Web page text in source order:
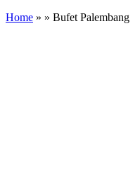
Home » » Bufet Palembang